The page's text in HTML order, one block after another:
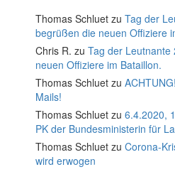
Thomas Schluet zu Tag der
begrüßen die neuen Offiziere
Chris R. zu Tag der
neuen Offiziere im Bataillon.
Thomas Schluet zu
Mails!
Thomas Schluet zu 6.4.2020,
PK der Bundesministerin für
Thomas Schluet zu Corona-
wird erwogen